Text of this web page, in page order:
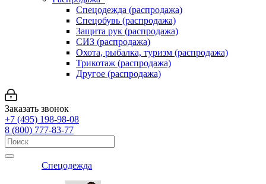
Спецодежда (распродажа)
Спецобувь (распродажа)
Защита рук (распродажа)
СИЗ (распродажа)
Охота, рыбалка, туризм (распродажа)
Трикотаж (распродажа)
Другое (распродажа)
Заказать звонок
+7 (495) 198-98-08
8 (800) 777-83-77
Спецодежда